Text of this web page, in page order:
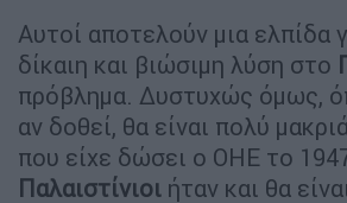
Αυτοί αποτελούν μια ελπίδα
δίκαιη και βιώσιμη λύση στο
πρόβλημα. Δυστυχώς όμως,
αν δοθεί, θα είναι πολύ
που είχε δώσει ο ΟΗΕ το
Παλαιστίνιοι ήταν και θα